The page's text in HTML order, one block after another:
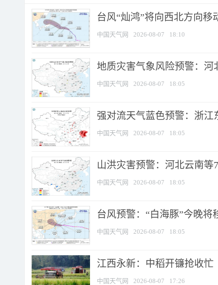
台风“灿鸿”将向西北方向移
中国天气网 2026-08-07 18:10
地质灾害气象风险预警：河
中国天气网 2026-08-07 18:05
强对流天气蓝色预警：浙江
中国天气网 2026-08-07 18:05
山洪灾害预警：河北云南
中国天气网 2026-08-07 18:05
台风预警：“白海豚”今晚将
中国天气网 2026-08-07 18:05
江西永新：中稻开镰抢收忙
中国天气网 2026-08-07 17:26